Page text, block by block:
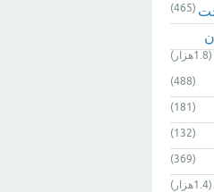
(465)
(1.8هزار)
(488)
(181)
(132)
(369)
(1.4هزار)